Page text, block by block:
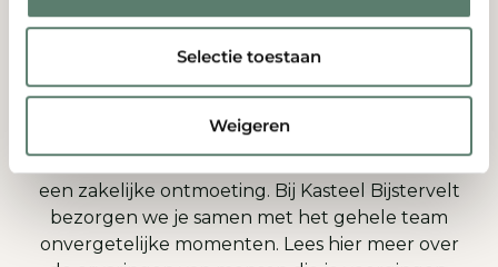
Selectie toestaan
Weigeren
Beoordelingen
Een prachtig feest, een romantische bruiloft of
een zakelijke ontmoeting. Bij Kasteel Bijstervelt
bezorgen we je samen met het gehele team
onvergetelijke momenten. Lees hier meer over